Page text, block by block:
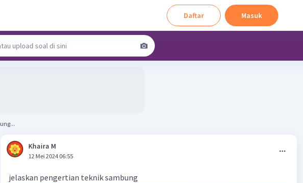
Daftar Masuk
Khaira M
12 Mei 2024 06:55
jelaskan pengertian teknik sambung